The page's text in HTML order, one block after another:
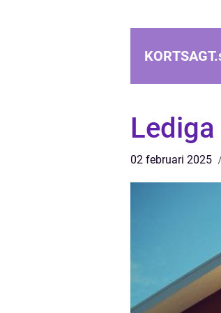
KORTSAGT.
02 februari 2025